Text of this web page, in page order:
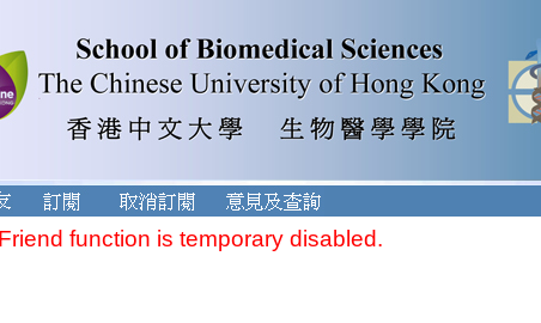
function is temporary disabled.